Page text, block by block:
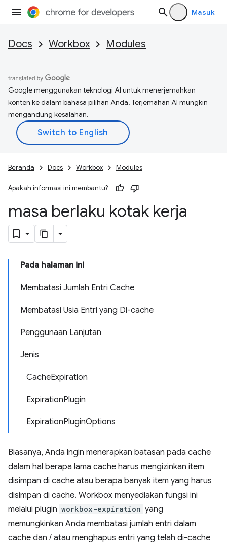
Masuk
Docs Workbox Modules
Google menggunakan teknologi AI untuk menerjemahkan
konten ke dalam bahasa pilihan Anda. Terjemahan AI mungkin
mengandung kesalahan.
Beranda Docs Workbox Modules
Apakah informasi ini membantu?
masa berlaku kotak kerja
Pada halaman ini
Membatasi Jumlah Entri Cache
Membatasi Usia Entri yang Di-cache
Penggunaan Lanjutan
Jenis
CacheExpiration
ExpirationPlugin
ExpirationPluginOptions
Biasanya, Anda ingin menerapkan batasan pada cache
dalam hal berapa lama cache harus mengizinkan item
disimpan di cache atau berapa banyak item yang harus
disimpan di cache. Workbox menyediakan fungsi ini
melalui plugin workbox-expiration yang
memungkinkan Anda membatasi jumlah entri dalam
cache dan / atau menghapus entri yang telah di-cache